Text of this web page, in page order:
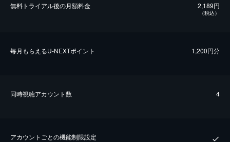
無料トライアル後の⽉額料金 2,189円
（税込）
毎⽉もらえるU-NEXTポイント 1,200円分
同時視聴アカウント数 4
アカウントごとの機能制限設定